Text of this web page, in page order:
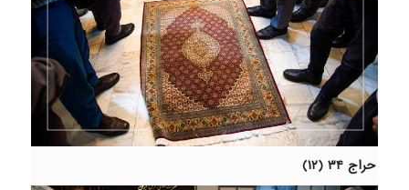
حراج ۳۴ (۱۲)